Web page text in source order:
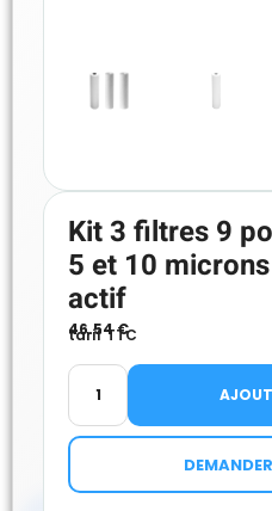
Kit 3 filtres 9
5 et 10
actif
46.54€
tarif TTC